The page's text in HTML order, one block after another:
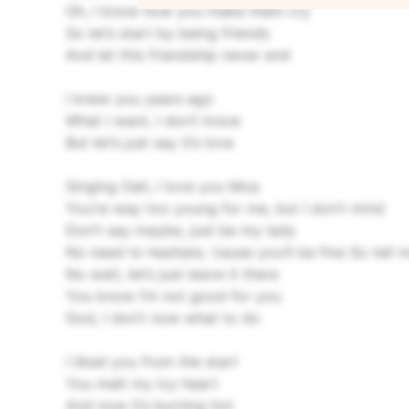
Oh, I know how you make them cry
So let’s start by being friends
And let this friendship never end
I knew you years ago
What I want, I don’t know
But let’s just say it’s love
Singing Oah, I love you Moa
You’re way too young for me, but I don’t mind
Don’t say maybe, just be my lady
No need to hesitate, ’cause you’ll be fine
So tell
No wait, let’s just leave it there
You know I’m not good for you
God, I don’t now what to do
I liked you from the start
You melt my icy heart
And now it’s burning hot